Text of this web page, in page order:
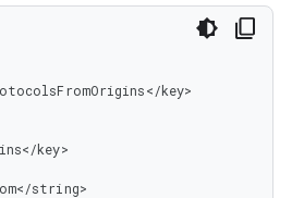
key>
key>
string>